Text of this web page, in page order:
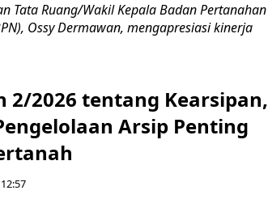
Tata Ruang/Wakil Kepala Badan Pertanahan
Ossy Dermawan, mengapresiasi kinerja
2/2026 tentang Kearsipan,
Arsip Penting